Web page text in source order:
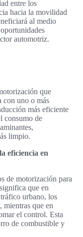
entre los
hacia la movilidad
al medio
automotriz.
que
con uno o más
más eficiente
consumo de
limpio.
eficiencia en
de motorización para
que en
urbano, los
mientras que en
el control. Esta
de combustible y